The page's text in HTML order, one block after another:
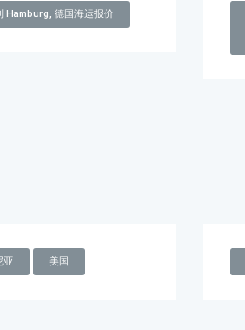
Hamburg, 德国海运报价
亚 美国